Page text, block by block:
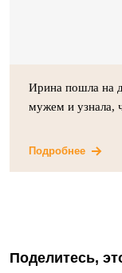
Ирина пошла на
мужем и узнала,
Подробнее
Поделитесь,